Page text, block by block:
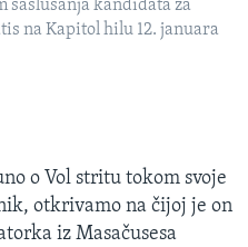
saslušanja kandidata za
na Kapitol hilu 12. januara
o Vol stritu tokom svoje
otkrivamo na čijoj je on
iz Masačusesa